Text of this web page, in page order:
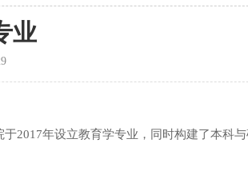
业
2017年设立教育学专业，同时构建了本科